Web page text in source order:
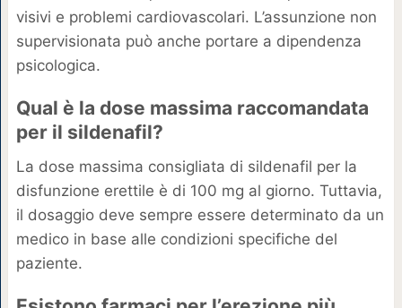
visivi e problemi cardiovascolari. L’assunzione non
supervisionata può anche portare a dipendenza
psicologica.
Qual è la dose massima raccomandata
per il sildenafil?
La dose massima consigliata di sildenafil per la
disfunzione erettile è di 100 mg al giorno. Tuttavia,
il dosaggio deve sempre essere determinato da un
medico in base alle condizioni specifiche del
paziente.